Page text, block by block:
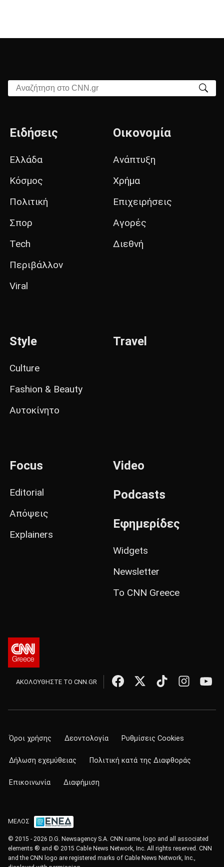
Αναζήτηση στο CNN.gr
Ειδήσεις
Ελλάδα
Κόσμος
Πολιτική
Σπορ
Tech
Περιβάλλον
Viral
Οικονομία
Ανάπτυξη
Χρήμα
Επιχειρήσεις
Αγορές
Διεθνή
Style
Culture
Fashion & Beauty
Αυτοκίνητο
Travel
Focus
Editorial
Απόψεις
Explainers
Video
Podcasts
Εφημερίδες
Widgets
Newsletter
Το CNN Greece
ΑΚΟΛΟΥΘΗΣΤΕ ΤΟ CNN.GR
Όροι χρήσης Δεοντολογία Ρυθμίσεις Cookies
Δήλωση εχεμύθειας Πολιτική κατά της Διαφθοράς
Επικοινωνία Διαφήμιση
ΜΕΛΟΣ
© 2015 - 2026 D.G. Newsagency S.A. CNN name, logo and all associated
elements ® and © 2015 Cable News Network, Inc. All rights reserved. CNN
and the CNN logo are registered marks of Cable News Network, Inc.,